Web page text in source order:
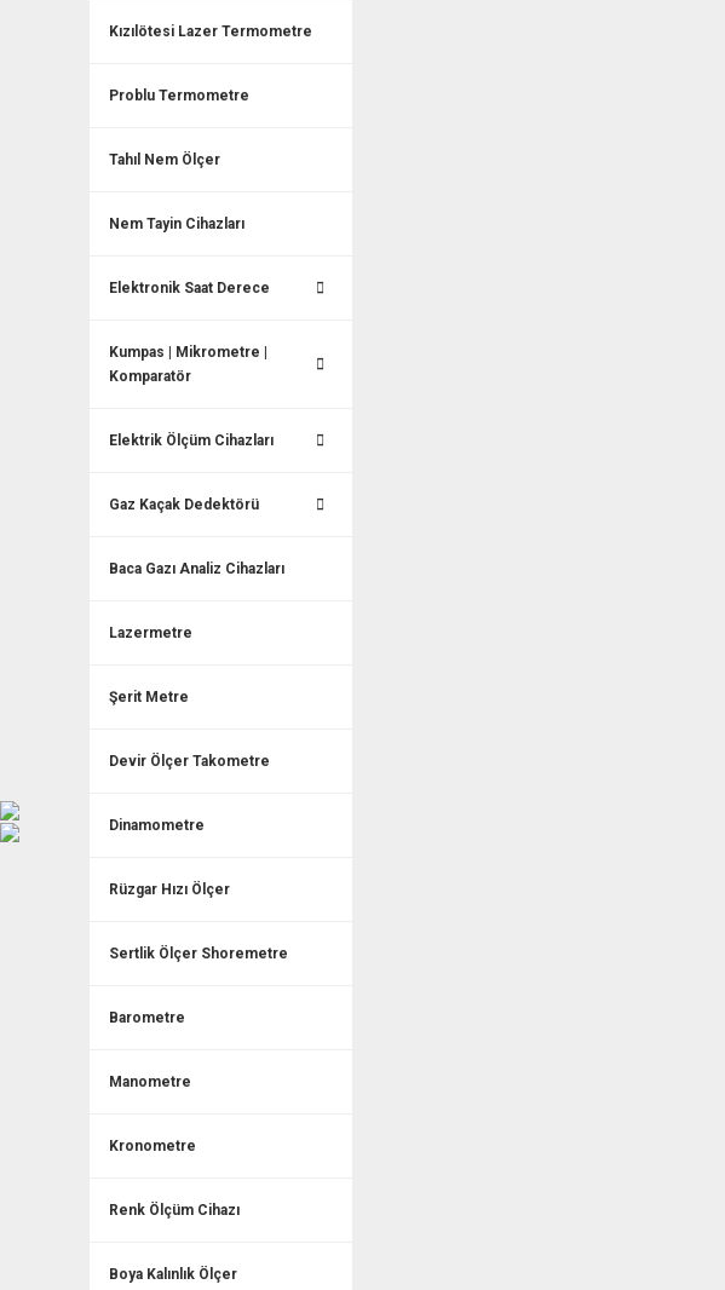
Kızılötesi Lazer Termometre
Problu Termometre
Tahıl Nem Ölçer
Nem Tayin Cihazları
Elektronik Saat Derece
Kumpas | Mikrometre |
Komparatör
Elektrik Ölçüm Cihazları
Gaz Kaçak Dedektörü
Baca Gazı Analiz Cihazları
Lazermetre
Şerit Metre
Devir Ölçer Takometre
Dinamometre
Rüzgar Hızı Ölçer
Sertlik Ölçer Shoremetre
Barometre
Manometre
Kronometre
Renk Ölçüm Cihazı
Boya Kalınlık Ölçer